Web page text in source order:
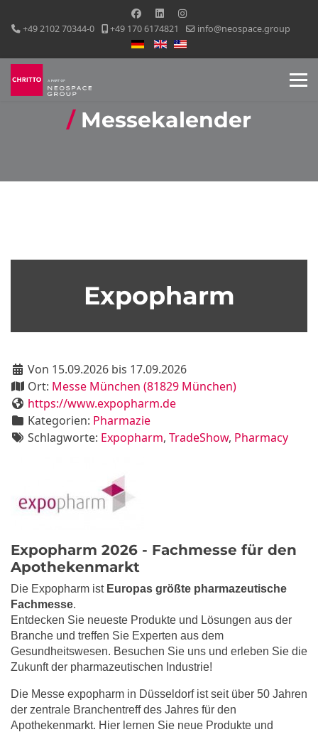
+49 2102 70344-0 +49 170 6174821
info@neospace.group
Sprache auswählen
Messekalender
Expopharm
Von 15.09.2026 bis 17.09.2026
Ort: Messe München (81829 München)
https://www.expopharm.de
Kategorien: Pharmazie
Schlagworte: Expopharm, TradeShow, Pharmacy
Expopharm 2026 - Fachmesse für den
Apothekenmarkt
Die Expopharm ist Europas größte pharmazeutische
Fachmesse.
Entdecken Sie neueste Produkte und Lösungen aus der
Branche und treffen Sie Experten aus dem
Gesundheitswesen. Besuchen Sie uns und erleben Sie die
Zukunft der pharmazeutischen Industrie!
Die Messe expopharm in Düsseldorf ist seit über 50 Jahren
der zentrale Branchentreff des Jahres für den
Apothekenmarkt. Hier lernen Sie neue Produkte und